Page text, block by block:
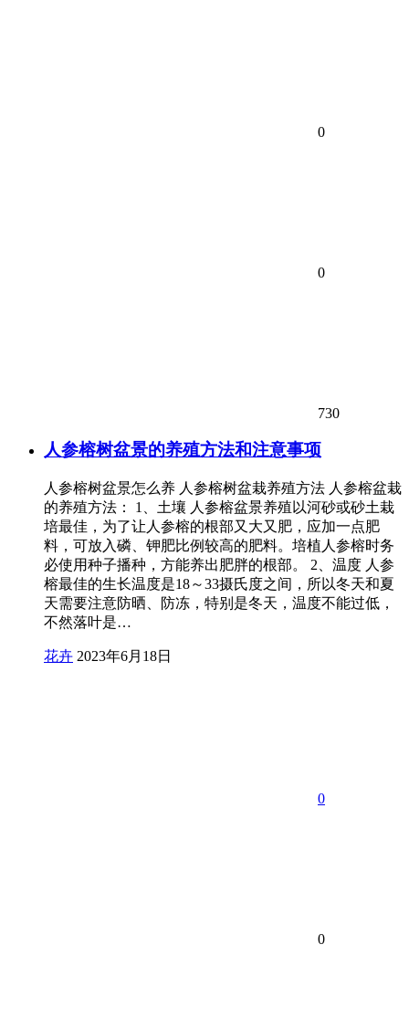
0
0
730
人参榕树盆景的养殖方法和注意事项
人参榕树盆景怎么养 人参榕树盆栽养殖方法 人参榕盆栽
的养殖方法： 1、土壤 人参榕盆景养殖以河砂或砂土栽
培最佳，为了让人参榕的根部又大又肥，应加一点肥
料，可放入磷、钾肥比例较高的肥料。培植人参榕时务
必使用种子播种，方能养出肥胖的根部。 2、温度 人参
榕最佳的生长温度是18～33摄氏度之间，所以冬天和夏
天需要注意防晒、防冻，特别是冬天，温度不能过低，
不然落叶是…
花卉 2023年6月18日
0
0